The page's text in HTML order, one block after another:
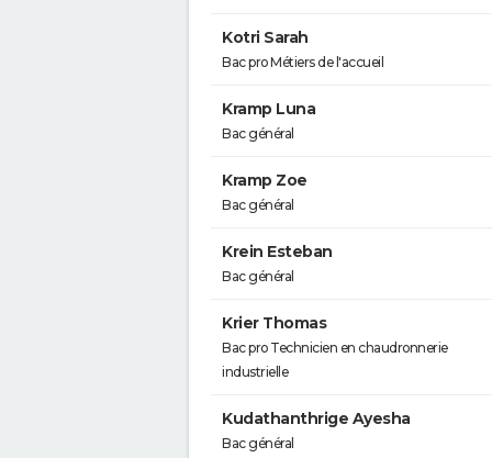
Kotri Sarah
Bac pro Métiers de l'accueil
Kramp Luna
Bac général
Kramp Zoe
Bac général
Krein Esteban
Bac général
Krier Thomas
Bac pro Technicien en chaudronnerie
industrielle
Kudathanthrige Ayesha
Bac général